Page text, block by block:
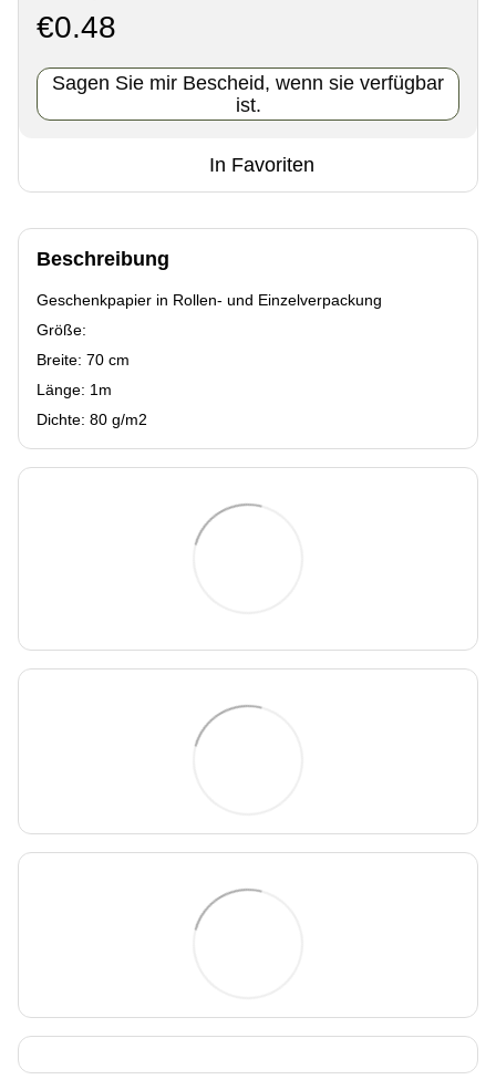
€0.48
Sagen Sie mir Bescheid, wenn sie verfügbar
ist.
In Favoriten
Beschreibung
Geschenkpapier in Rollen- und Einzelverpackung
Größe:
Breite: 70 cm
Länge: 1m
Dichte: 80 g/m2